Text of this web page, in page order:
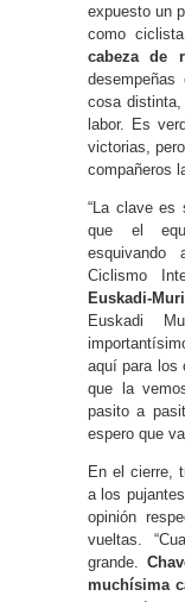
expuesto un
como
cabeza de
cosa
labor. Es
victorias,
compañeros
“La clave es
que el
esquivando
Ciclismo
Euskadi-
Euskadi
aquí para los
que la
pasito a
espero que
En el cierre,
a los
opinión
vueltas.
grande.
muchísima